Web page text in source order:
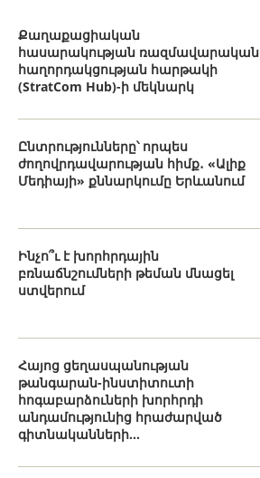
Քաղաքացիական
հասարակության ռազմավարական
հաղորդակցության հարթակի
(StratCom Hub)-ի մեկնարկ
Ընտրությունները՝ որպես
ժողովրդավարության հիմք․ «Ալիք
Մեդիայի» քննարկումը Երևանում
Ինչո՞ւ է խորհրդային
բռնաճնշումների թեման մնացել
ստվերում
Հայոց ցեղասպանության
թանգարան-ինստիտուտի
հոգաբարձուների խորհրդի
անդամությունից հրաժարված
գիտնականների...